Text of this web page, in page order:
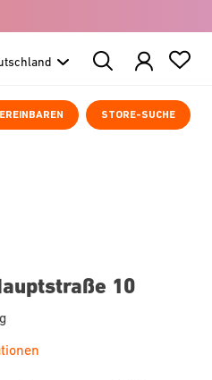
Search
Products
STORE-SUCHE
10